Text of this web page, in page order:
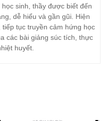
sinh, thầy được biết đến
dễ hiểu và gần gũi. Hiện
tục truyền cảm hứng học
các bài giảng súc tích, thực
huyết.